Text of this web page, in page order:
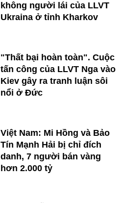
không người lái của LLVT
Ukraina ở tỉnh Kharkov
"Thất bại hoàn toàn". Cuộc
tấn công của LLVT Nga vào
Kiev gây ra tranh luận sôi
nổi ở Đức
Việt Nam: Mi Hồng và Bảo
Tín Mạnh Hải bị chỉ đích
danh, 7 người bán vàng
hơn 2.000 tỷ